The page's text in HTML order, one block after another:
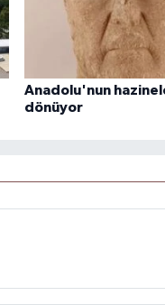
Anadolu'nun
dönüyor